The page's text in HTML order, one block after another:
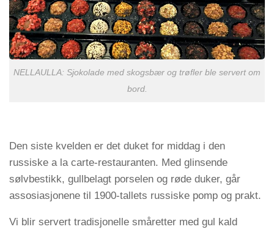
NELLAULLA: Sjokolade med skogsbær og trøfler ble servert om
bord.
Den siste kvelden er det duket for middag i den
russiske a la carte-restauranten. Med glinsende
sølvbestikk, gullbelagt porselen og røde duker, går
assosiasjonene til 1900-tallets russiske pomp og prakt.
Vi blir servert tradisjonelle småretter med gul kald